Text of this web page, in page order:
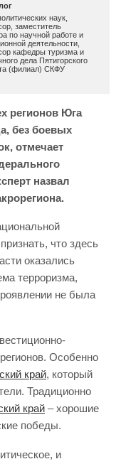
наук,
заместитель
по научной работе и
деятельности,
кафедры туризма и
дела Пятигорского
(филиал) СКФУ
регионов Юга
без боевых
отмечает
назвал
что здесь
оказались
терроризма,
не была
Особенно
край, который
Традиционно
край – хорошие
победы.
и